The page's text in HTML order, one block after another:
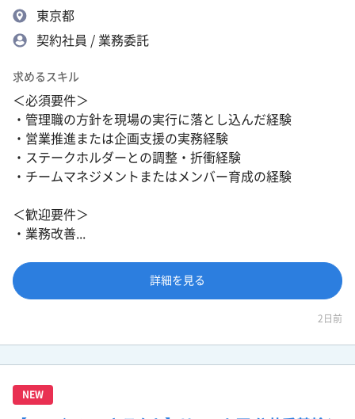
東京都
契約社員 / 業務委託
求めるスキル
＜必須要件＞
・管理職の方針を現場の実行に落とし込んだ経験
・営業推進または企画支援の実務経験
・ステークホルダーとの調整・折衝経験
・チームマネジメントまたはメンバー育成の経験
＜歓迎要件＞
・業務改善...
詳細を見る
2日前
NEW